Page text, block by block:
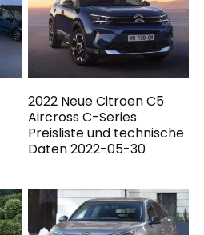
2022 Neue Citroen C5
Aircross C-Series
Preisliste und technische
Daten 2022-05-30